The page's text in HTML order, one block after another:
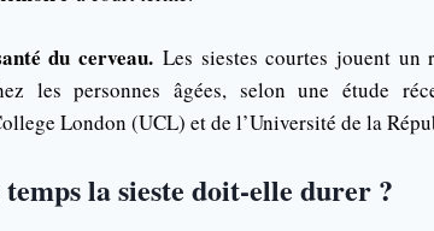
du cerveau.Les siestes courtes jouent un
les personnes âgées, selon une étude
London (UCL) et de l’Université de la
la sieste doit-elle durer ?